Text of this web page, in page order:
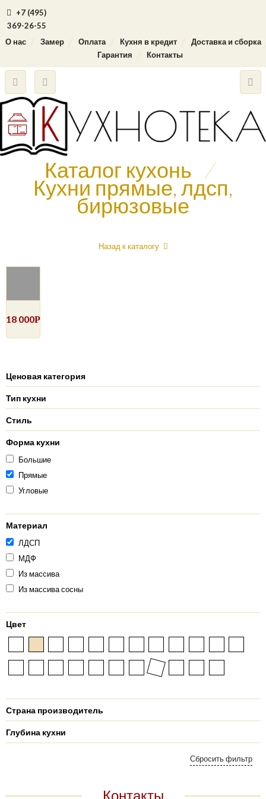
+7 (495)
369-26-55
О нас
Замер Оплата Кухня в кредит
Доставка и сборка
Гарантия
Контакты
Каталог кухонь /
Кухни прямые, лдсп,
бирюзовые
Назад к каталогу
18 000Р
Ценовая категория
Тип кухни
Стиль
Форма кухни
Большие
Прямые
Угловые
Материал
ЛДСП
МДФ
Из массива
Из массива сосны
Цвет
Страна производитель
Глубина кухни
Контакты